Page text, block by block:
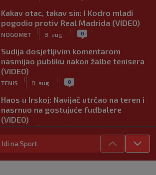
Kakav otac, takav sin: I Kodro mlađi
pogodio protiv Real Madrida (VIDEO)
NOGOMET
|
8. aug.
| 0
Sudija dosjetljivim komentarom
nasmijao publiku nakon žalbe tenisera
(VIDEO)
TENIS
|
8. aug.
| 0
Haos u Irskoj: Navijač utrčao na teren i
nasrnuo na gostujuće fudbalere
(VIDEO)
| |
Rivalstvo je ostalo po strani: Real
Idi na Sport